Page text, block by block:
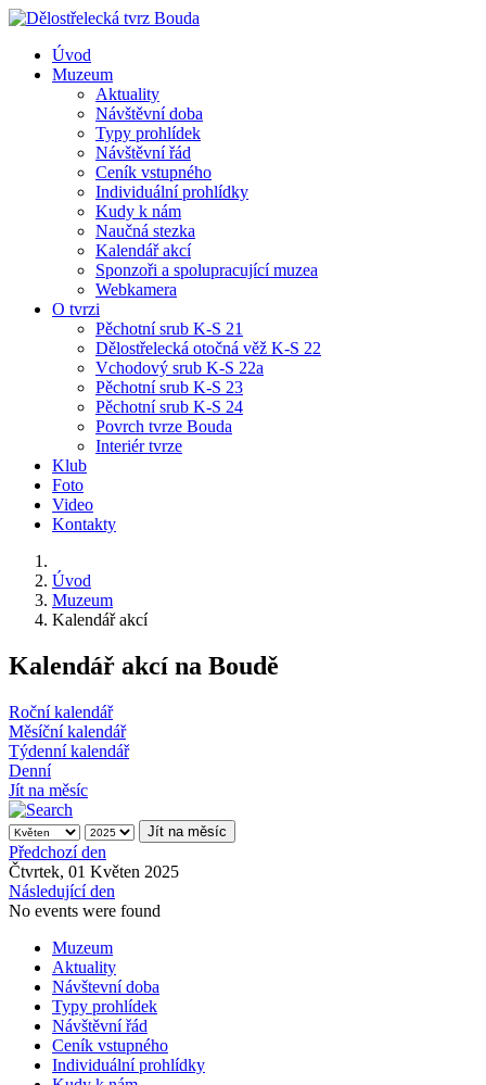
Úvod
Muzeum
Aktuality
Návštěvní doba
Typy prohlídek
Návštěvní řád
Ceník vstupného
Individuální prohlídky
Kudy k nám
Naučná stezka
Kalendář akcí
Sponzoři a spolupracující muzea
Webkamera
O tvrzi
Pěchotní srub K-S 21
Dělostřelecká otočná věž K-S 22
Vchodový srub K-S 22a
Pěchotní srub K-S 23
Pěchotní srub K-S 24
Povrch tvrze Bouda
Interiér tvrze
Klub
Foto
Video
Kontakty
Úvod
Muzeum
Kalendář akcí
Kalendář akcí na Boudě
Roční kalendář
Měsíční kalendář
Týdenní kalendář
Denní
Jít na měsíc
Jít na měsíc
Předchozí den
Čtvrtek, 01 Květen 2025
Následující den
No events were found
Muzeum
Aktuality
Návštevní doba
Typy prohlídek
Návštěvní řád
Ceník vstupného
Individuální prohlídky